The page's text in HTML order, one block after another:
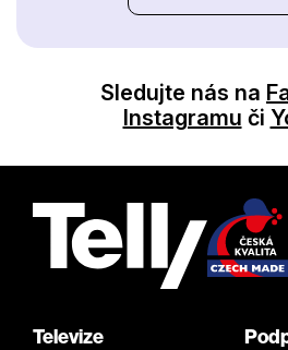
Sledujte nás na
Instagramu či
Televize